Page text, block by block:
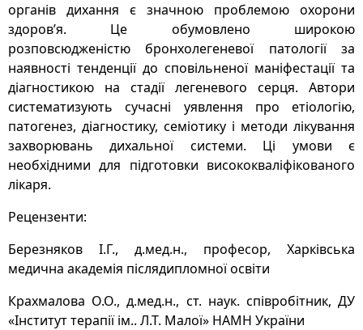
органів дихання є значною проблемою охорони
здоров’я. Це обумовлено широкою
розповсюдженістю бронхолегеневої патології за
наявності тенденції до сповільненої маніфестації та
діагностикою на стадії легеневого серця. Автори
систематизують сучасні уявлення про етіологію,
патогенез, діагностику, семіотику і методи лікування
захворювань дихальної системи. Ці умови є
необхідними для підготовки висококваліфікованого
лікаря.
Рецензенти:
Березняков І.Г., д.мед.н., професор, Харківська
медична академія післядипломної освіти
Крахмалова О.О., д.мед.н., ст. наук. співробітник, ДУ
«Інститут терапії ім.. Л.Т. Малої» НАМН України